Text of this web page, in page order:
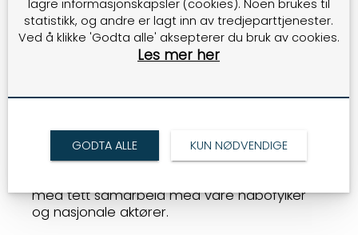
VERDIFULLE FORBINDELSER
- Arendalsuka er en unik møteplass der en
treffer personer en ellers ikke kommer i
for næringsparken som representerer et
næringer. Vi har også ønske om å få helt
nye aktører til Nord-Jæren og vil gjerne
støtte våre egne bedrifter der det passer,
med tett samarbeid med våre nabofylker
og nasjonale aktører.
lagre informasjonskapsler (cookies). Noen brukes til
statistikk, og andre er lagt inn av tredjeparttjenester.
Ved å klikke 'Godta alle' aksepterer du bruk av cookies.
Les mer her
GODTA ALLE KUN NØDVENDIGE